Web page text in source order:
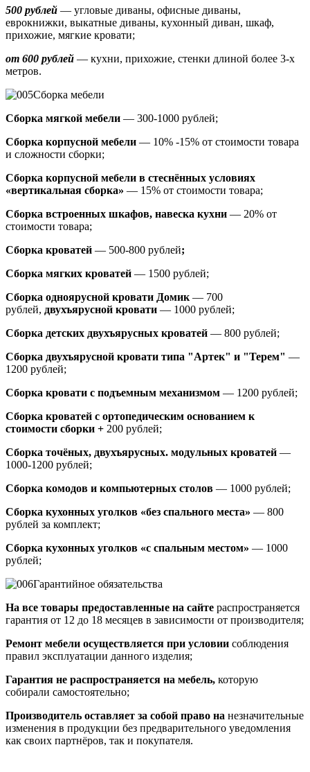
500 рублей — угловые диваны, офисные диваны,
еврокнижки, выкатные диваны, кухонный диван, шкаф,
прихожие, мягкие кровати;
от 600 рублей — кухни, прихожие, стенки длиной более 3-х
метров.
Сборка мебели
Сборка мягкой мебели — 300-1000 рублей;
Сборка корпусной мебели — 10% -15% от стоимости товара
и сложности сборки;
Сборка корпусной мебели в стеснённых условиях
«вертикальная сборка» — 15% от стоимости товара;
Сборка встроенных шкафов, навеска кухни — 20% от
стоимости товара;
Сборка кроватей — 500-800 рублей;
Сборка мягких кроватей — 1500 рублей;
Сборка одноярусной кровати Домик — 700
рублей, двухъярусной кровати — 1000 рублей;
Сборка детских двухъярусных кроватей — 800 рублей;
Сборка двухъярусной кровати типа "Артек" и "Терем" —
1200 рублей;
Сборка кровати с подъемным механизмом — 1200 рублей;
Сборка кроватей с ортопедическим основанием к
стоимости сборки + 200 рублей;
Сборка точёных, двухъярусных. модульных кроватей —
1000-1200 рублей;
Сборка комодов и компьютерных столов — 1000 рублей;
Сборка кухонных уголков «без спального места» — 800
рублей за комплект;
Сборка кухонных уголков «с спальным местом» — 1000
рублей;
Гарантийное обязательства
На все товары предоставленные на сайте распространяется
гарантия от 12 до 18 месяцев в зависимости от производителя;
Ремонт мебели осуществляется при условии соблюдения
правил эксплуатации данного изделия;
Гарантия не распространяется на мебель, которую
собирали самостоятельно;
Производитель оставляет за собой право на незначительные
изменения в продукции без предварительного уведомления
как своих партнёров, так и покупателя.